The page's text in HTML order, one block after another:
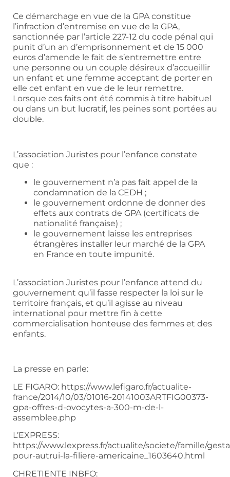
Ce démarchage en vue de la GPA constitue
l’infraction d’entremise en vue de la GPA,
sanctionnée par l’article 227-12 du code pénal qui
punit d’un an d’emprisonnement et de 15 000
euros d’amende le fait de s’entremettre entre
une personne ou un couple désireux d’accueillir
un enfant et une femme acceptant de porter en
elle cet enfant en vue de le leur remettre.
Lorsque ces faits ont été commis à titre habituel
ou dans un but lucratif, les peines sont portées au
double.
L’association Juristes pour l’enfance constate
que :
le gouvernement n’a pas fait appel de la
condamnation de la CEDH ;
le gouvernement ordonne de donner des
effets aux contrats de GPA (certificats de
nationalité française) ;
le gouvernement laisse les entreprises
étrangères installer leur marché de la GPA
en France en toute impunité.
L’association Juristes pour l’enfance attend du
gouvernement qu’il fasse respecter la loi sur le
territoire français, et qu’il agisse au niveau
international pour mettre fin à cette
commercialisation honteuse des femmes et des
enfants.
La presse en parle:
LE FIGARO: https://www.lefigaro.fr/actualite-
france/2014/10/03/01016-20141003ARTFIG00373-
gpa-offres-d-ovocytes-a-300-m-de-l-
assemblee.php
L’EXPRESS:
https://www.lexpress.fr/actualite/societe/famille/
pour-autrui-la-filiere-americaine_1603640.html
CHRETIENTE INBFO: